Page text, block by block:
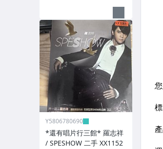
Y5806780690
*還有唱片行三館* 羅志祥
/ SPESHOW 二手 XX1152